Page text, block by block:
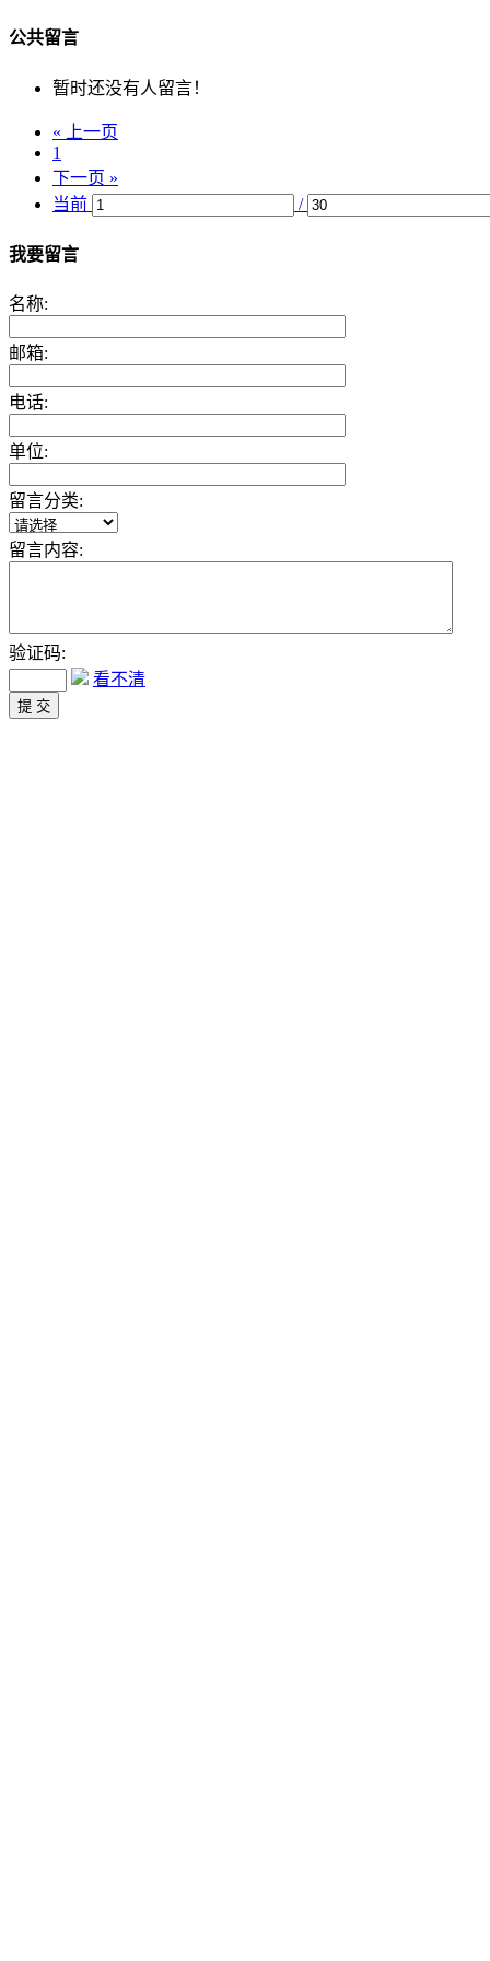
公共留言
暂时还没有人留言！
« 上一页
1
下一页 »
当前
/
我要留言
名称:
邮箱:
电话:
单位:
留言分类:
留言内容:
验证码:
看不清